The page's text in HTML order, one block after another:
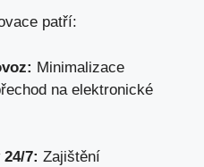
patří:
Minimalizace
na elektronické
7: Zajištění